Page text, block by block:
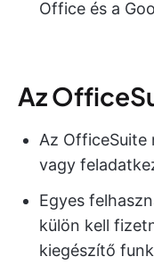
Office és a
Az
Az OfficeSuite
vagy
Egyes
külön kell
kiegészítő